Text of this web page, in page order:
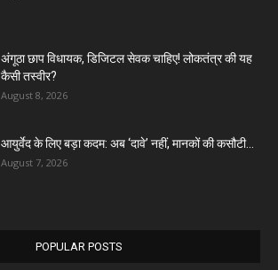
अंगूठा छाप विधायक, डिजिटल सेवक चाहिए! लोकतंत्र की यह
कैसी तस्वीर?
August 8, 2026
आयुर्वेद के लिए बड़ा कदम: अब ‘दावे’ नहीं, मानकों की कसौटी...
August 7, 2026
POPULAR POSTS